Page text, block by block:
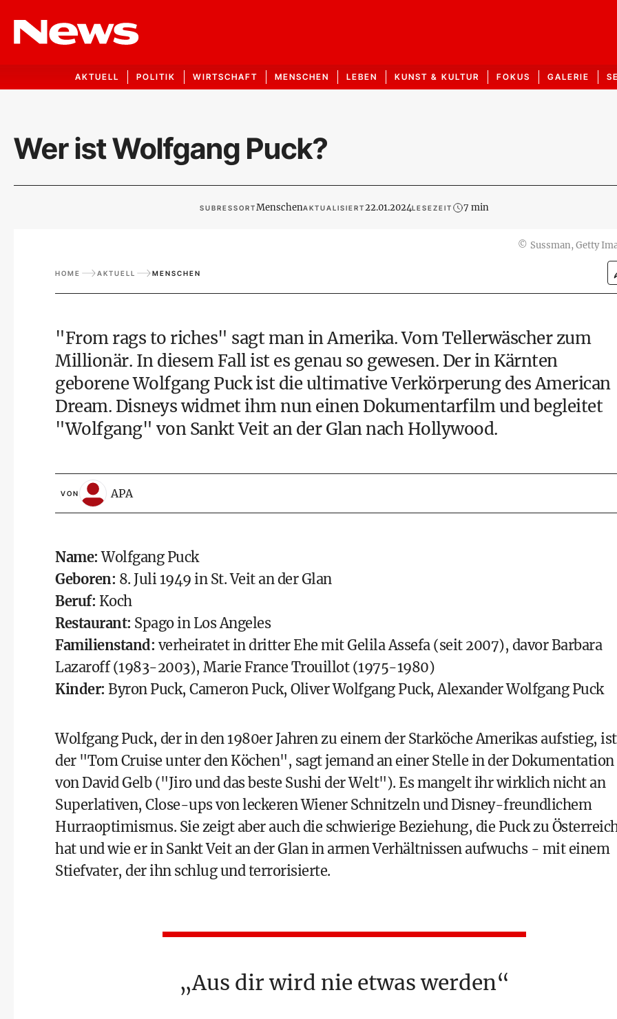
AKTUELL POLITIK WIRTSCHAFT MENSCHEN LEBEN KUNST & KULTUR FOKUS GALERIE
Wer ist Wolfgang Puck?
SUBRESSORTMenschenAKTUALISIERT22.01.2024LESEZEIT 7 min
© Sussman, Getty
HOME AKTUELL MENSCHEN
"From rags to riches" sagt man in Amerika. Vom Tellerwäscher zum
Millionär. In diesem Fall ist es genau so gewesen. Der in Kärnten
geborene Wolfgang Puck ist die ultimative Verkörperung des American
Dream. Disneys widmet ihm nun einen Dokumentarfilm und begleitet
"Wolfgang" von Sankt Veit an der Glan nach Hollywood.
VON APA
Name:Wolfgang Puck
Geboren: 8. Juli 1949 in St. Veit an der Glan
Beruf: Koch
Restaurant: Spago in Los Angeles
Familienstand: verheiratet in dritter Ehe mit Gelila Assefa (seit 2007), davor Barbara
Lazaroff (1983-2003), Marie France Trouillot (1975-1980)
Kinder: Byron Puck, Cameron Puck, Oliver Wolfgang Puck, Alexander Wolfgang Puck
Wolfgang Puck, der in den 1980er Jahren zu einem der Starköche Amerikas aufstieg, ist
der "Tom Cruise unter den Köchen", sagt jemand an einer Stelle in der Dokumentation
von David Gelb ("Jiro und das beste Sushi der Welt"). Es mangelt ihr wirklich nicht an
Superlativen, Close-ups von leckeren Wiener Schnitzeln und Disney-freundlichem
Hurraoptimismus. Sie zeigt aber auch die schwierige Beziehung, die Puck zu
hat und wie er in Sankt Veit an der Glan in armen Verhältnissen aufwuchs - mit einem
Stiefvater, der ihn schlug und terrorisierte.
Aus dir wird nie etwas werden